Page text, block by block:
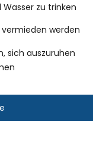
zu trinken
werden
sich auszuruhen